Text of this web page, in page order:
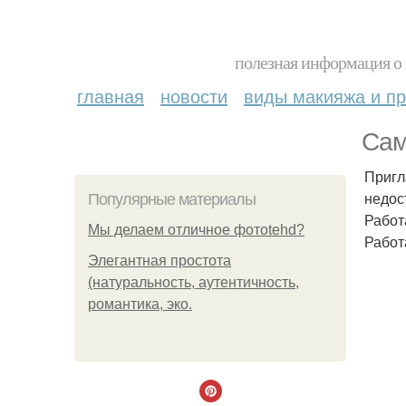
полезная информация
главная новости виды макияжа и
Популярные материалы
Мы делаем отличное фотоtehd?
Элегантная простота
(натуральность, аутентичность,
романтика, эко.